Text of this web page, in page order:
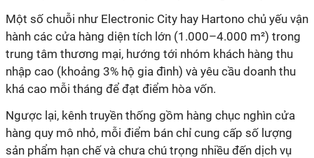
Một số chuỗi như Electronic City hay Hartono chủ yếu vận
hành các cửa hàng diện tích lớn (1.000–4.000 m²) trong
trung tâm thương mại, hướng tới nhóm khách hàng thu
nhập cao (khoảng 3% hộ gia đình) và yêu cầu doanh thu
khá cao mỗi tháng để đạt điểm hòa vốn.
Ngược lại, kênh truyền thống gồm hàng chục nghìn cửa
hàng quy mô nhỏ, mỗi điểm bán chỉ cung cấp số lượng
sản phẩm hạn chế và chưa chú trọng nhiều đến dịch vụ